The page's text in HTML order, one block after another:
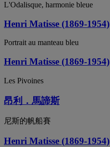
L'Odalisque, harmonie bleue
Henri Matisse (1869-1954)
Portrait au manteau bleu
Henri Matisse (1869-1954)
Les Pivoines
昂利．馬諦斯
尼斯的帆船賽
Henri Matisse (1869-1954)